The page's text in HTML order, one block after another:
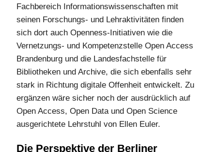
Fachbereich Informationswissenschaften mit
seinen Forschungs- und Lehraktivitäten finden
sich dort auch Openness-Initiativen wie die
Vernetzungs- und Kompetenzstelle Open Access
Brandenburg und die Landesfachstelle für
Bibliotheken und Archive, die sich ebenfalls sehr
stark in Richtung digitale Offenheit entwickelt. Zu
ergänzen wäre sicher noch der ausdrücklich auf
Open Access, Open Data und Open Science
ausgerichtete Lehrstuhl von Ellen Euler.
Die Perspektive der Berliner